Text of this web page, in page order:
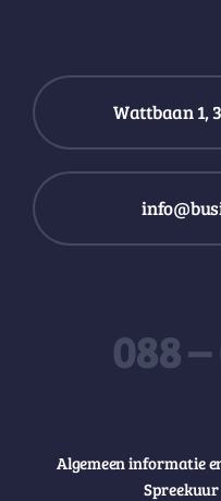
Wattbaan 1,
088 –
Algemeen informatie
Spreekuur